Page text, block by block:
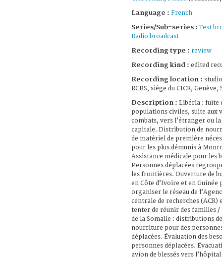
Language : French
Series/Sub-series :Test
Radio broadcast
Recording type : review
Recording kind : edited
Recording location :
RCBS, siège du CICR, Genève,
Description : Libéria : fuite
populations civiles, suite aux
combats, vers l’étranger ou la
capitale. Distribution de
de matériel de première
pour les plus démunis à
Assistance médicale pour les
Personnes déplacées
les frontières. Ouverture de
en Côte d’Ivoire et en Guinée
organiser le réseau de
centrale de recherches (ACR)
tenter de réunir des familles /
de la Somalie : distributions de
nourriture pour des
déplacées. Évaluation des
personnes déplacées.
avion de blessés vers l’hôpital